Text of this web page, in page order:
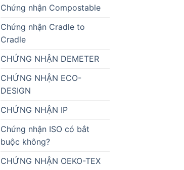
Chứng nhận Compostable
Chứng nhận Cradle to
Cradle
CHỨNG NHẬN DEMETER
CHỨNG NHẬN ECO-
DESIGN
CHỨNG NHẬN IP
Chứng nhận ISO có bắt
buộc không?
CHỨNG NHẬN OEKO-TEX